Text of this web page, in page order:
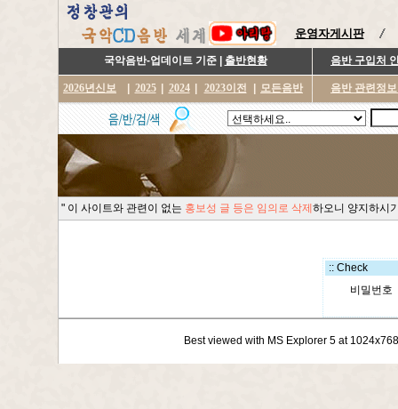
운영자게시판
국악음반-업데이트 기준 | 출반현황 음반 구입처
2026년신보 2025 2024 2023이전 모든음반 음반 관련정
" 이 사이트와 관련이 없는 홍보성 글 등은 임의로 삭제 하오니 양지하시
:: Check
비밀번호
Best viewed with MS Explorer 5 at